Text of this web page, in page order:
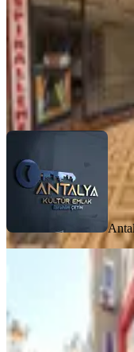
Antalya Kültür Emlak
Ara
3 Oda ·